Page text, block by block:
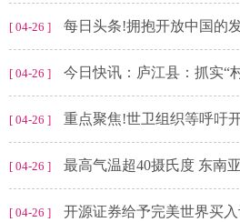
[ 04-26 ] 每日头条!拥抱开放中国的
[ 04-26 ] 今日快讯：庐江县：抓实“村书记领
[ 04-26 ] 重点聚焦!世卫组织等呼吁开
[ 04-26 ] 最高气温超40摄氏度 东南
[ 04-26 ] 开源证券给予完美世界买